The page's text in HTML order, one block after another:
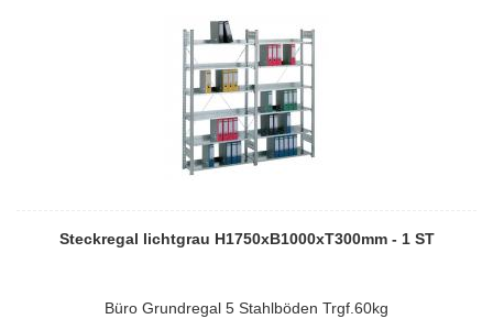
Steckregal lichtgrau H1750xB1000xT300mm - 1 ST
Büro Grundregal 5 Stahlböden Trgf.60kg